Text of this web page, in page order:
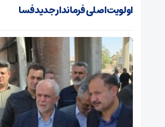
اولویت اصلی فرماندار جدید فسا